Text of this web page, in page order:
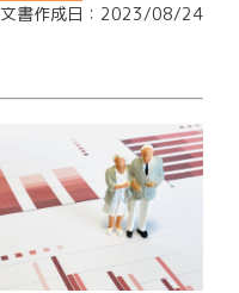
文書作成日：2023/08/24